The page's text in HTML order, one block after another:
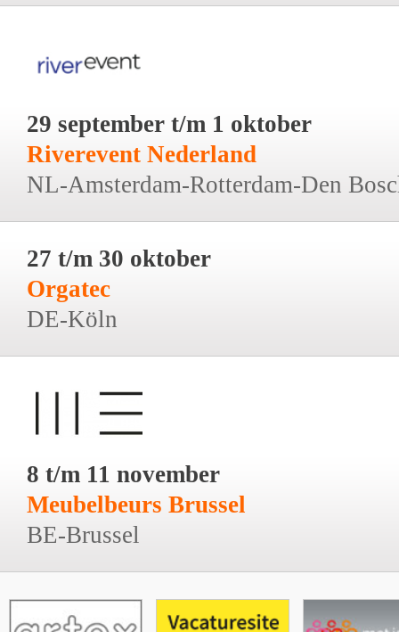
29 september t/m 1 oktober
Riverevent Nederland
NL-Amsterdam-Rotterdam-Den
27 t/m 30 oktober
Orgatec
DE-Köln
8 t/m 11 november
Meubelbeurs Brussel
BE-Brussel